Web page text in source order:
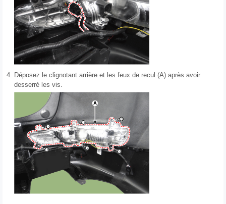
4. Déposez le clignotant arrière et les feux de recul (A) après avoir
desserré les vis.